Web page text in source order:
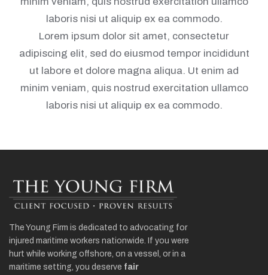
laboris nisi ut aliquip ex ea commodo.
Lorem ipsum dolor sit amet, consectetur
adipiscing elit, sed do eiusmod tempor incididunt
ut labore et dolore magna aliqua. Ut enim ad
minim veniam, quis nostrud exercitation ullamco
laboris nisi ut aliquip ex ea commodo.
The Young Firm is dedicated to advocating for
injured maritime workers nationwide. If you were
hurt while working offshore, on a vessel, or in a
maritime setting, you deserve fair